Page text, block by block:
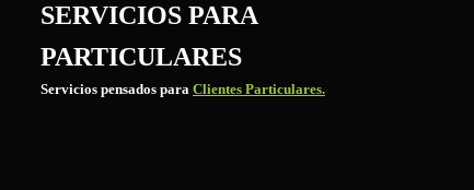
SERVICIOS PARA
PARTICULARES
Servicios pensados para Clientes Particulares.